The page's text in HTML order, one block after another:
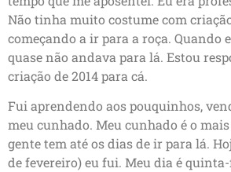
Não tinha muito costume com
começando a ir para a roça. Quando
quase não andava para lá. Estou
criação de 2014 para cá.
Fui aprendendo aos pouquinhos,
meu cunhado. Meu cunhado é o
gente tem até os dias de ir para lá.
de fevereiro) eu fui. Meu dia é